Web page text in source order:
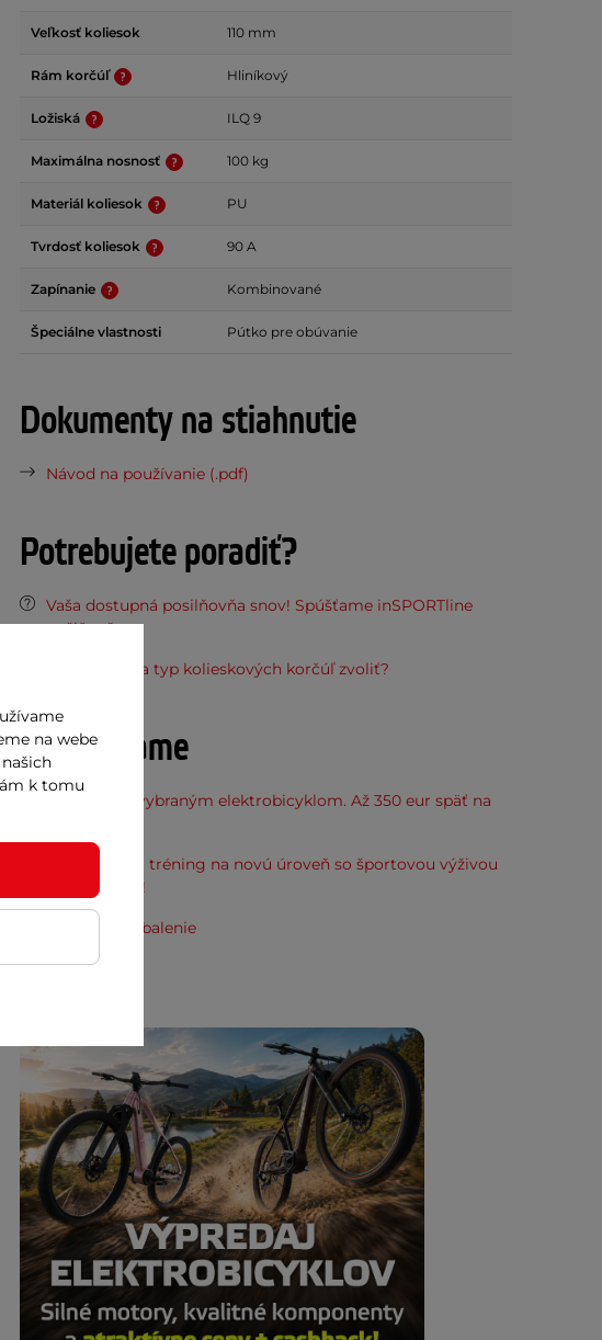
48
12
30,5
Veľkosť koliesok 110 mm
Rám korčúľ Hliníkový
Ložiská ILQ 9
Maximálna nosnosť 100 kg
Materiál koliesok PU
Tvrdosť koliesok 90 A
Zapínanie Kombinované
Špeciálne vlastnosti Pútko pre obúvanie
Dokumenty na stiahnutie
Návod na používanie (.pdf)
Potrebujete poradiť?
Vaša dostupná posilňovňa snov! Spúšťame inSPORTline
požičovňu
Akú veľkosť a typ kolieskových korčúľ zvoliť?
Odporúčame
Cashback k vybraným elektrobicyklom. Až 350 eur späť na
Posuňte svoj tréning na novú úroveň so športovou výživou
inSPORTline!
Diskrétne zabalenie
na webe
k tomu